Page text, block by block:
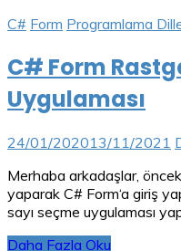
C# Form Programlama
C# Form
Uygulaması
24/01/202013/11/2021
Merhaba arkadaşlar,
yaparak C# Form‘a giriş
sayı seçme uygulaması
Daha Fazla Oku